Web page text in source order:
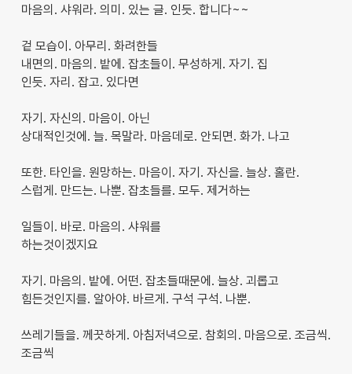
마음의. 샤워라. 의미. 있는 글. 인듯. 합니다~~
겉 모습이. 아무리. 화려한들
내면의. 마음의. 밭에. 잡초들이. 무성하게. 자기. 집
인듯. 자리. 잡고. 있다면
자기. 자신의. 마음이. 아닌
상대적인것에. 늘. 목말라. 마음데로. 안되면. 화가. 나고
또한. 타인을. 원망하는. 마음이. 자기. 자신을. 늘상. 홀란.
스럽게. 만드는. 나뿐. 잡초들를. 모두. 제거하는
일들이. 바로. 마음의. 샤워를
하는것이겠지요
자기. 마음의. 밭에. 어떤. 잡초들때문에. 늘상. 괴롭고
힘든것인지를. 알아야. 바르게. 구석 구석. 나뿐.
쓰레기들을. 께끗하게. 아침저녁으로. 참회의. 마음으로. 조금씩.
조금씩